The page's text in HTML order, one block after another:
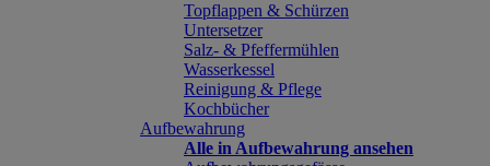
Topflappen & Schürzen
Untersetzer
Salz- & Pfeffermühlen
Wasserkessel
Reinigung & Pflege
Kochbücher
Aufbewahrung
Alle in Aufbewahrung ansehen